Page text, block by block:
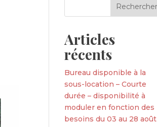
Articles
récents
Bureau disponible à la
sous-location – Courte
durée – disponibilité à
moduler en fonction des
besoins du 03 au 28 août